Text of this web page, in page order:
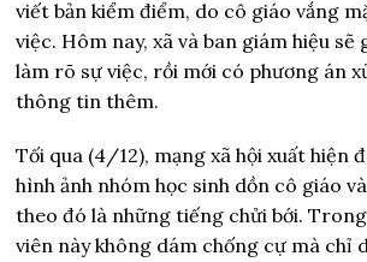
viết bản kiểm điểm, do cô giáo vắng
việc. Hôm nay, xã và ban giám hiệu sẽ
làm rõ sự việc, rồi mới có phương án
thông tin thêm.
Tối qua (4/12), mạng xã hội xuất hiện
hình ảnh nhóm học sinh dồn cô giáo
theo đó là những tiếng chửi bới.
viên này không dám chống cự mà chỉ